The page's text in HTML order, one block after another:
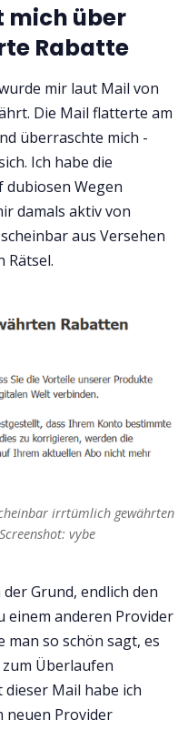
mich über
Rabatte
mir laut Mail von
Die Mail flatterte am
überraschte mich -
Ich habe die
Wegen
damals aktiv von
aus Versehen
Rätsel.
irrtümlich gewährten
vybe
Grund, endlich den
einem anderen Provider
man so schön sagt, es
Überlaufen
Mail habe ich
neuen Provider